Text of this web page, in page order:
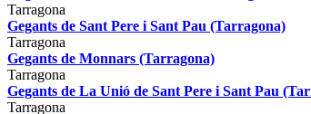
Tarragona
Gegants de Sant Pere i Sant Pau (Tarragona)
Tarragona
Gegants de Monnars (Tarragona)
Tarragona
Gegants de La Unió de Sant Pere i Sant Pau
Tarragona